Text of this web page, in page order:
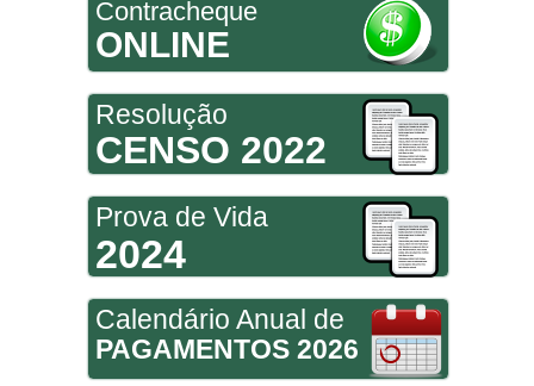
Contracheque
ONLINE
Resolução
CENSO 2022
Prova de Vida
2024
Calendário Anual de
PAGAMENTOS 2026